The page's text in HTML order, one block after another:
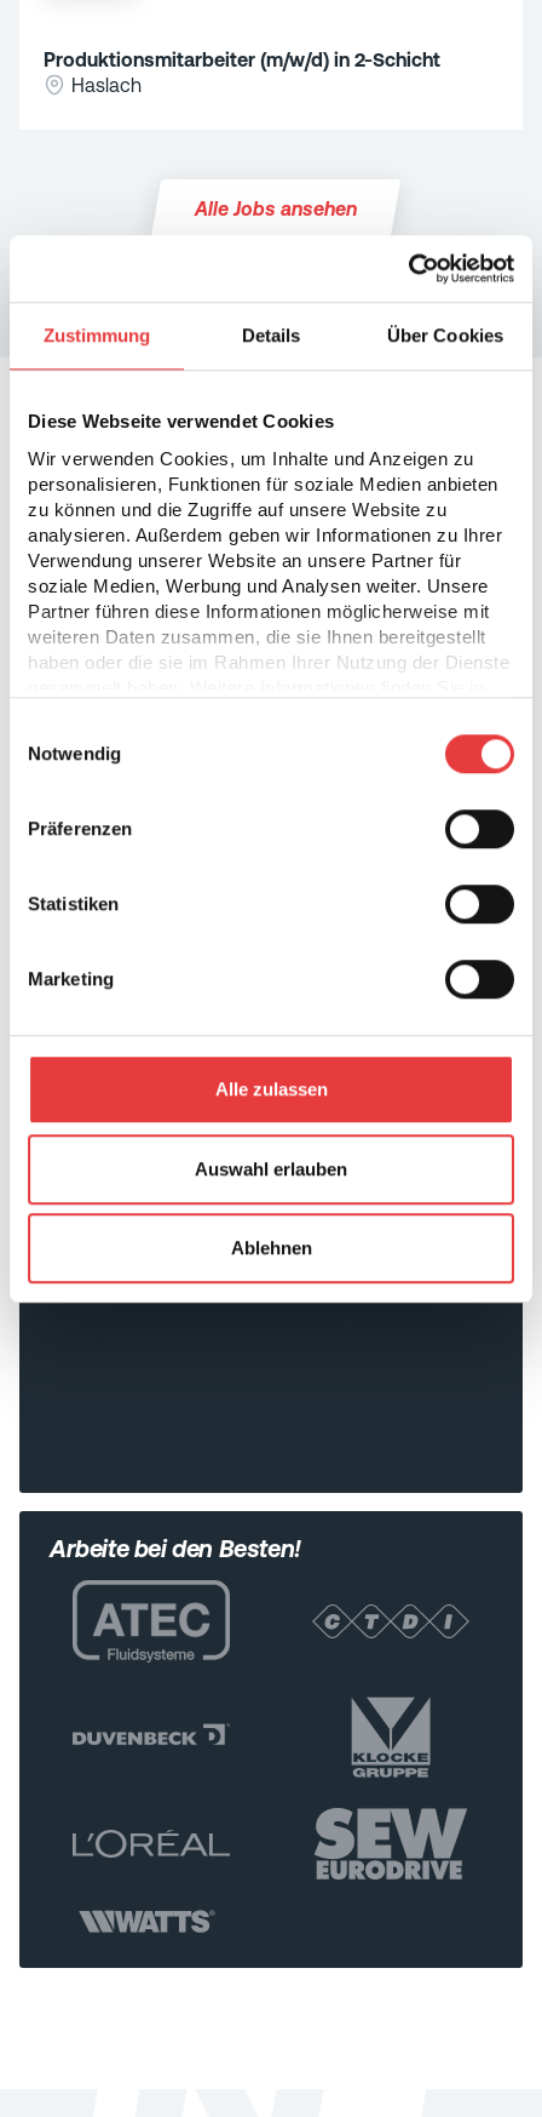
Zustimmung Details Über Cookies
Diese Webseite verwendet Cookies
Wir verwenden Cookies, um Inhalte und Anzeigen zu
personalisieren, Funktionen für soziale Medien anbieten
zu können und die Zugriffe auf unsere Website zu
analysieren. Außerdem geben wir Informationen zu Ihrer
Verwendung unserer Website an unsere Partner für
soziale Medien, Werbung und Analysen weiter. Unsere
Partner führen diese Informationen möglicherweise mit
weiteren Daten zusammen, die sie Ihnen bereitgestellt
haben oder die sie im Rahmen Ihrer Nutzung der Dienste
Notwendig
Präferenzen
Statistiken
Marketing
Alle zulassen
Auswahl erlauben
Ablehnen
Produktionsmitarbeiter (m/w/d) in 2-Schicht
Haslach
Alle Jobs ansehen
Noch nicht überzeugt?
Gute Gründe gibt es hier:
Karriere-Chancen
Wir bieten dir den ersten Schritt in dein Traum-
Unternehmen sowie Möglichkeiten, dich zu
Immer gut versorgt
Im Krankheitsfall bekommst du neben allen
Arbeite bei den Besten!